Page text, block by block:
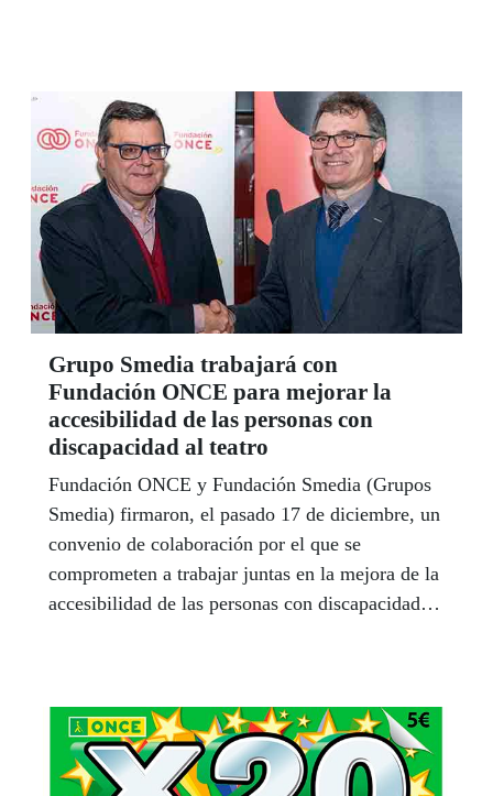
Grupo Smedia trabajará con
Fundación ONCE para mejorar la
accesibilidad de las personas con
discapacidad al teatro
Fundación ONCE y Fundación Smedia (Grupos
Smedia) firmaron, el pasado 17 de diciembre, un
convenio de colaboración por el que se
comprometen a trabajar juntas en la mejora de la
accesibilidad de las personas con discapacidad al